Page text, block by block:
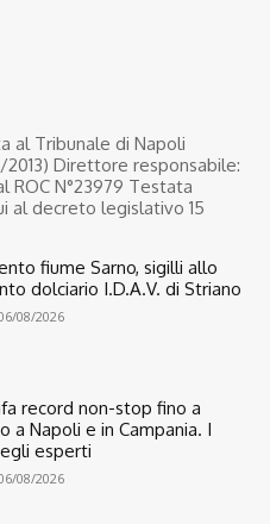
al Tribunale di Napoli
Direttore responsabile:
ROC N°23979 Testata
al decreto legislativo 15
fiume Sarno, sigilli allo
dolciario I.D.A.V. di Striano
08/2026
record non-stop fino a
a Napoli e in Campania. I
esperti
08/2026